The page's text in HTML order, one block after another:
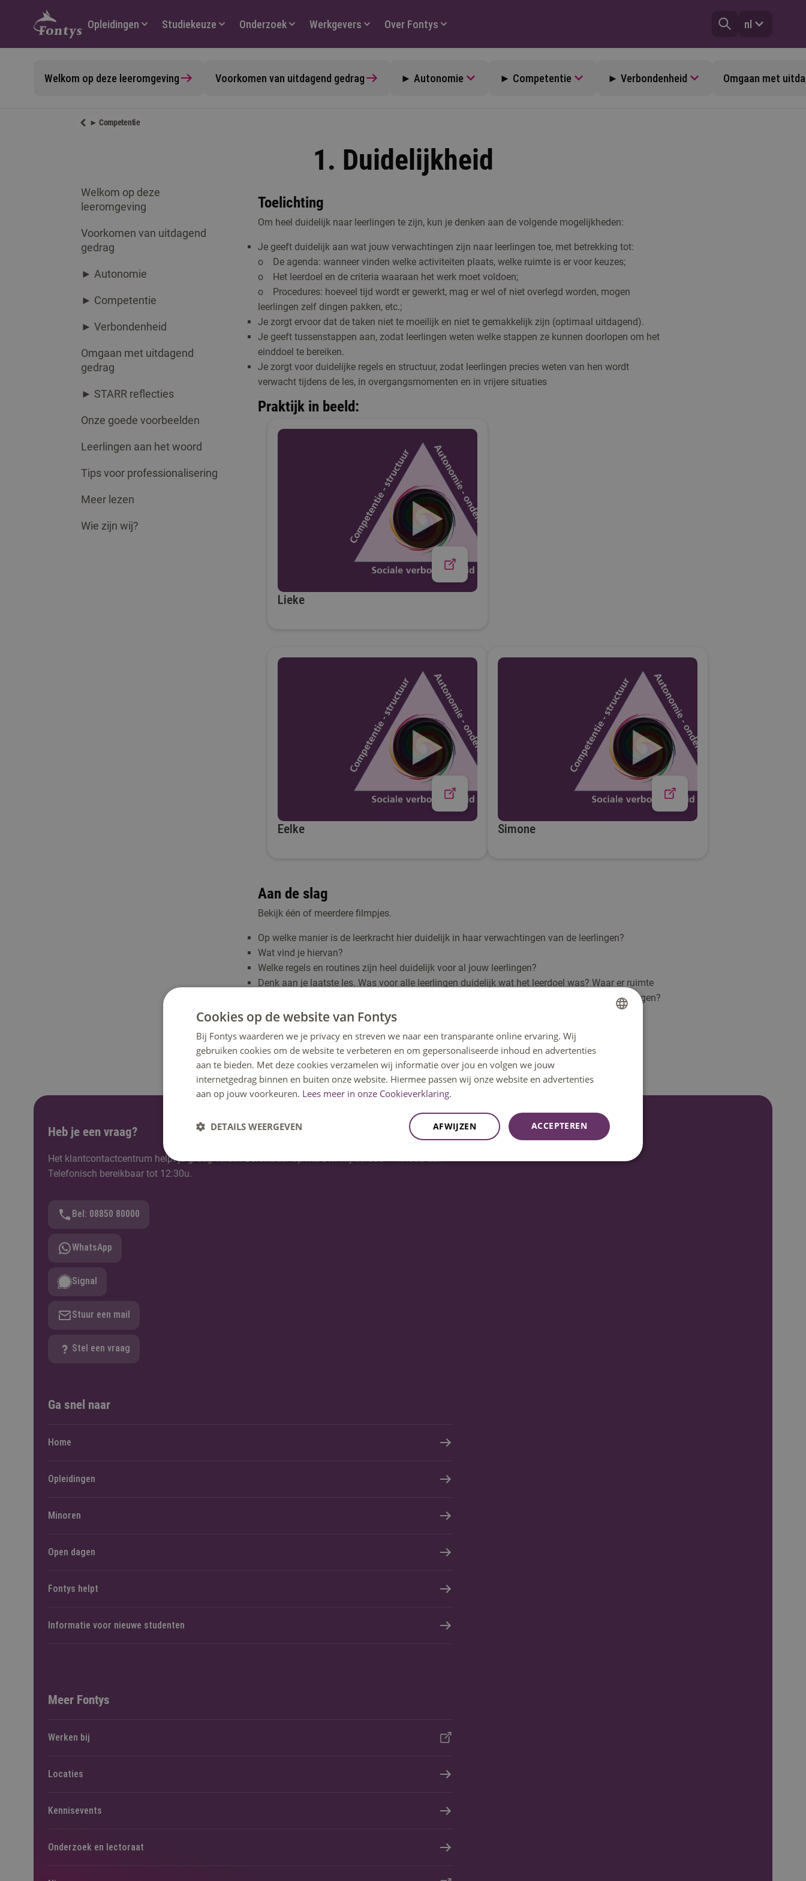
Hoofdmenu
Opleidingen Studiekeuze Onderzoek Werkgevers Over Fontys nl
Welkom op deze leeromgeving Voorkomen van uitdagend gedrag ► Autonomie ► Competentie ► Verbondenheid Omgaan met
► Competentie
1. Duidelijkheid
Welkom op deze
leeromgeving
Voorkomen van uitdagend
gedrag
► Autonomie
► Competentie
► Verbondenheid
Omgaan met uitdagend
gedrag
► STARR reflecties
Onze goede voorbeelden
Leerlingen aan het woord
Tips voor professionalisering
Meer lezen
Wie zijn wij?
Toelichting
Om heel duidelijk naar leerlingen te zijn, kun je denken aan de volgende mogelijkheden:
Je geeft duidelijk aan wat jouw verwachtingen zijn naar leerlingen toe, met betrekking tot:
o De agenda: wanneer vinden welke activiteiten plaats, welke ruimte is er voor keuzes;
o Het leerdoel en de criteria waaraan het werk moet voldoen;
o Procedures: hoeveel tijd wordt er gewerkt, mag er wel of niet overlegd worden, mogen
leerlingen zelf dingen pakken, etc.;
Je zorgt ervoor dat de taken niet te moeilijk en niet te gemakkelijk zijn (optimaal uitdagend).
Je geeft tussenstappen aan, zodat leerlingen weten welke stappen ze kunnen doorlopen om het
einddoel te bereiken.
Je zorgt voor duidelijke regels en structuur, zodat leerlingen precies weten van hen wordt
verwacht tijdens de les, in overgangsmomenten en in vrijere situaties
Praktijk in beeld:
Lieke
Eelke Simone
Aan de slag
Bekijk één of meerdere filmpjes.
Op welke manier is de leerkracht hier duidelijk in haar verwachtingen van de leerlingen?
Wat vind je hiervan?
Welke regels en routines zijn heel duidelijk voor al jouw leerlingen?
Denk aan je laatste les. Was voor alle leerlingen duidelijk wat het leerdoel was? Waar er ruimte
was voor keuzes? Aan welke criteria het werk moest voldoen? Of kinderen mochten overleggen?
Welke activiteiten de leerlingen konden doen als ze klaar waren?
Zijn er situaties waarin je merkt dat leerlingen niet precies weten wat er van hen wordt
verwacht?
Hoe kan duidelijkheid kan helpen om uitdagend gedrag te voorkomen?
Heb je een vraag?
Het klantcontactcentrum helpt je graag verder. Bereikbaar op ma t/m vrij 08:30u – 17:00u uur.
Telefonisch bereikbaar tot 12:30u.
Bel: 08850 80000
WhatsApp
Signal
Stuur een mail
Stel een vraag
Ga snel naar
Home
Opleidingen
Minoren
Open dagen
Fontys helpt
Informatie voor nieuwe studenten
Meer Fontys
Werken bij
Locaties
Kennisevents
Onderzoek en lectoraat
ENGLISH
Cookies op de website van Fontys
Bij Fontys waarderen we je privacy en streven we naar een transparante online ervaring. Wij
gebruiken cookies om de website te verbeteren en om gepersonaliseerde inhoud en advertenties
aan te bieden. Met deze cookies verzamelen wij informatie over jou en volgen we jouw
internetgedrag binnen en buiten onze website. Hiermee passen wij onze website en advertenties
aan op jouw voorkeuren. Lees meer in onze Cookieverklaring.
ACCEPTEREN
AFWIJZEN
DETAILS WEERGEVEN